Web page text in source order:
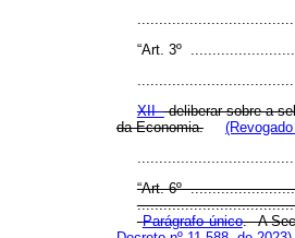
“Art. 3º
XII -deliberar sobre a
da Economia.
“Art. 6º
Parágrafo único. A